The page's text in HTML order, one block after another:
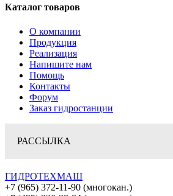
Каталог товаров
О компании
Продукция
Реализация
Напишите нам
Помощь
Контакты
Форум
Заказ гидростанции
РАССЫЛКА
ГИДРОТЕХМАШ
+7 (965) 372-11-90 (многокан.)